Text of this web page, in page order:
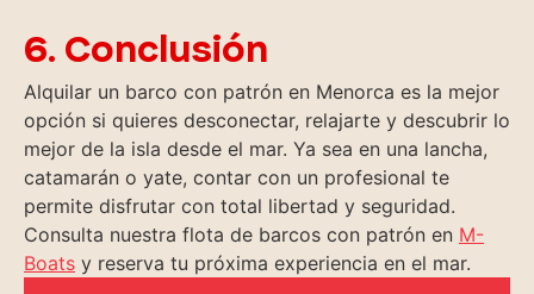
6. Conclusión
Alquilar un barco con patrón en Menorca es la mejor
opción si quieres desconectar, relajarte y descubrir lo
mejor de la isla desde el mar. Ya sea en una lancha,
catamarán o yate, contar con un profesional te
permite disfrutar con total libertad y seguridad.
Consulta nuestra flota de barcos con patrón en M-
Boats y reserva tu próxima experiencia en el mar.